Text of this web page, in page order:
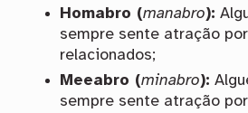
Homabro (manabro):
sempre sente atração
relacionados;
Meeabro (minabro):
sempre sente atração